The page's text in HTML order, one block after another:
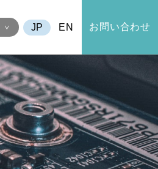
EN お問い合わせ